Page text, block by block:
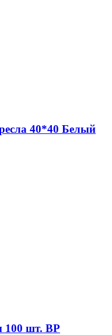
40*40 Белый
100 шт. BP